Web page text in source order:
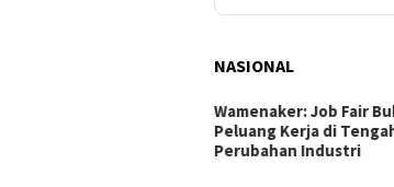
NASIONAL